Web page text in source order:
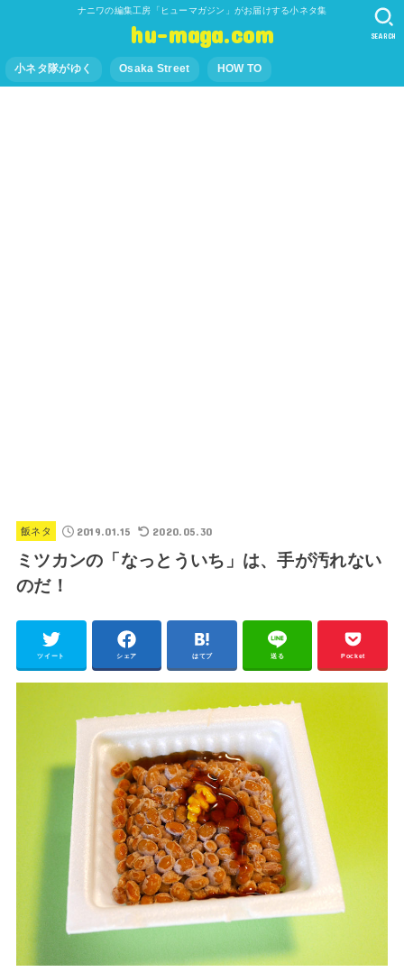
ナニワの編集工房「ヒューマガジン」がお届けする小ネタ集
hu-maga.com
小ネタ隊がゆく Osaka Street HOW TO
SEARCH
飯ネタ 2019.01.15 2020.05.30
ミツカンの「なっとういち」は、手が汚れない
のだ！
ツイート シェア はてブ 送る Pocket